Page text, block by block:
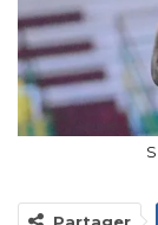
Partager